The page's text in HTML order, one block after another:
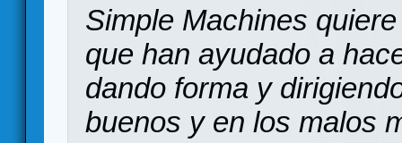
Simple Machines
que han ayudado a
dando forma y
buenos y en los malos